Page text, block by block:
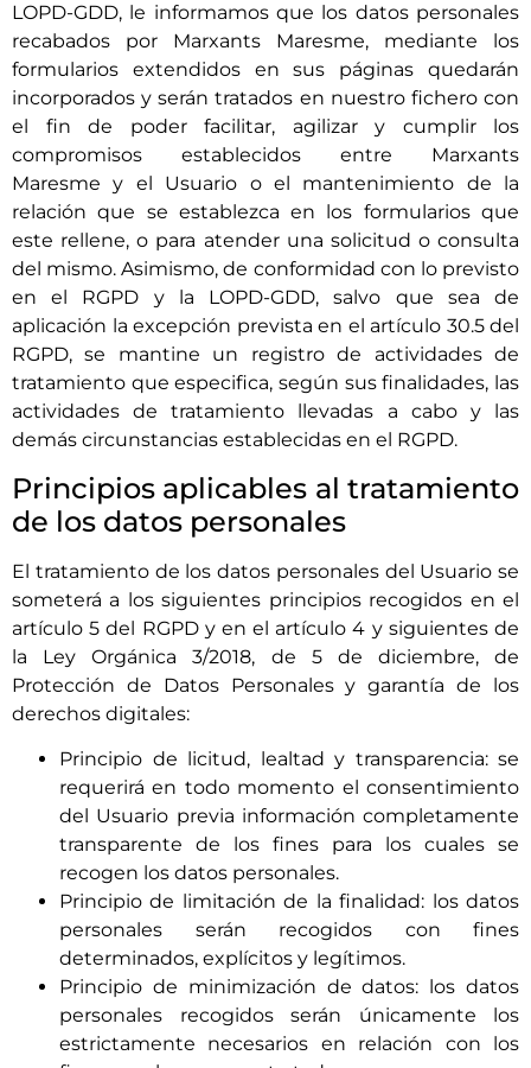
LOPD-GDD, le informamos que los datos personales
recabados por Marxants Maresme, mediante los
formularios extendidos en sus páginas quedarán
incorporados y serán tratados en nuestro fichero con
el fin de poder facilitar, agilizar y cumplir los
compromisos establecidos entre Marxants
Maresme y el Usuario o el mantenimiento de la
relación que se establezca en los formularios que
este rellene, o para atender una solicitud o consulta
del mismo. Asimismo, de conformidad con lo previsto
en el RGPD y la LOPD-GDD, salvo que sea de
aplicación la excepción prevista en el artículo 30.5 del
RGPD, se mantine un registro de actividades de
tratamiento que especifica, según sus finalidades, las
actividades de tratamiento llevadas a cabo y las
demás circunstancias establecidas en el RGPD.
Principios aplicables al tratamiento
de los datos personales
El tratamiento de los datos personales del Usuario se
someterá a los siguientes principios recogidos en el
artículo 5 del RGPD y en el artículo 4 y siguientes de
la Ley Orgánica 3/2018, de 5 de diciembre, de
Protección de Datos Personales y garantía de los
derechos digitales:
Principio de licitud, lealtad y transparencia: se
requerirá en todo momento el consentimiento
del Usuario previa información completamente
transparente de los fines para los cuales se
recogen los datos personales.
Principio de limitación de la finalidad: los datos
personales serán recogidos con fines
determinados, explícitos y legítimos.
Principio de minimización de datos: los datos
personales recogidos serán únicamente los
estrictamente necesarios en relación con los